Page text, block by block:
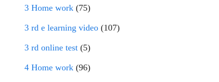
3 Home work (75)
3 rd e learning video (107)
3 rd online test (5)
4 Home work (96)